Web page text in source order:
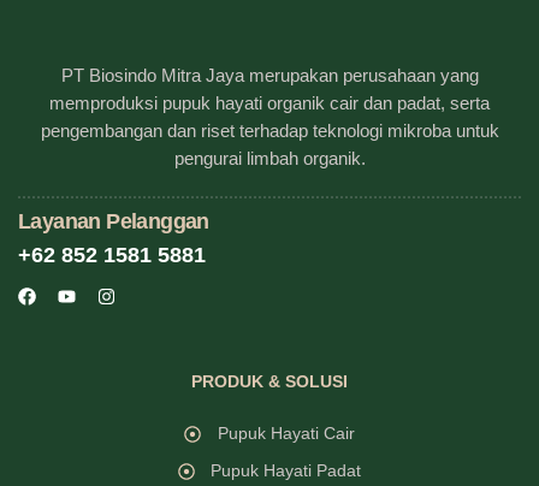
PT Biosindo Mitra Jaya merupakan perusahaan yang
memproduksi pupuk hayati organik cair dan padat, serta
pengembangan dan riset terhadap teknologi mikroba untuk
pengurai limbah organik.
Layanan Pelanggan
+62 852 1581 5881
PRODUK & SOLUSI
Pupuk Hayati Cair
Pupuk Hayati Padat